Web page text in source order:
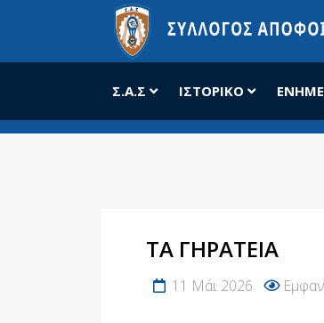
Σ.Α.Σ ΙΣΤΟΡΙΚΌ
ΤΑ ΓΗΡΑΤΕΙΆ
11 Μάι 2026